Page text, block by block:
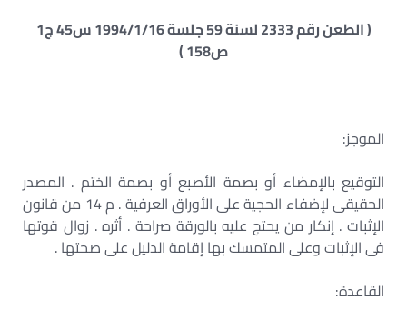
( الطعن رقم 2333 لسنة 59 جلسة 1994/1/16 س45 ج1
ص158 )
الموجز:
التوقيع بالإمضاء أو بصمة الأصبع أو بصمة الختم . المصدر
الحقيقى لإضفاء الحجية على الأوراق العرفية . م 14 من قانون
الإثبات . إنكار من يحتج عليه بالورقة صراحة . أثره . زوال قوتها
فى الإثبات وعلى المتمسك بها إقامة الدليل على صحتها .
القاعدة: